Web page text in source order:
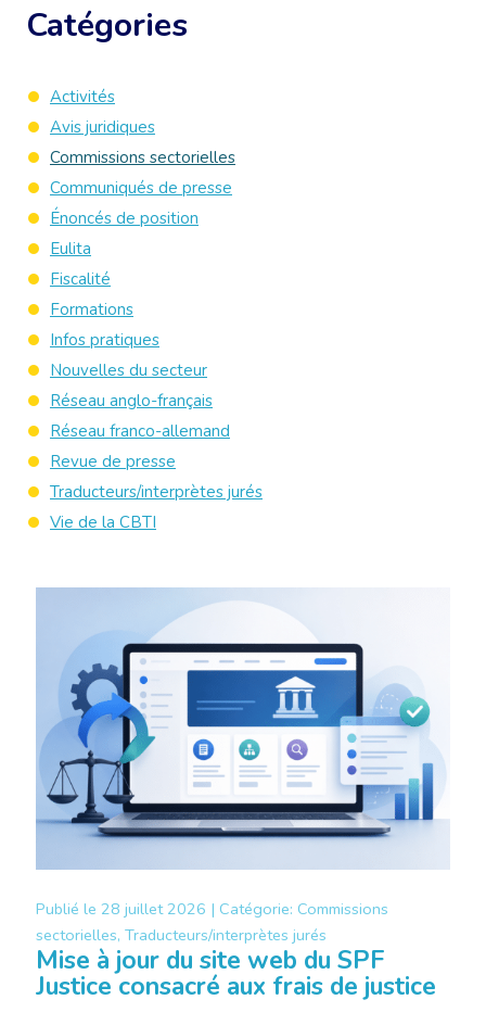
Publié le 28 juillet 2026 | Catégorie: Commissions
sectorielles, Traducteurs/interprètes jurés
Mise à jour du site web du SPF
Justice consacré aux frais de justice
Catégories
Activités
Avis juridiques
Commissions sectorielles
Communiqués de presse
Énoncés de position
Eulita
Fiscalité
Formations
Infos pratiques
Nouvelles du secteur
Réseau anglo-français
Réseau franco-allemand
Revue de presse
Traducteurs/interprètes jurés
Vie de la CBTI